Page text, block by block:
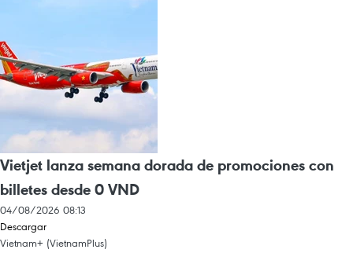
Vietjet lanza semana dorada de promociones con
billetes desde 0 VND
04/08/2026 08:13
Descargar
Vietnam+ (VietnamPlus)